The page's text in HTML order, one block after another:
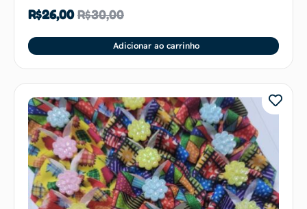
R$30,00
R$26,00
Adicionar ao carrinho